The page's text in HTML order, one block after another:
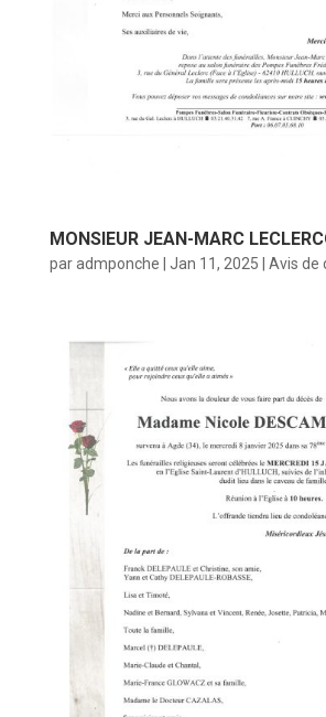
MONSIEUR JEAN-MARC
paradmponche Jan 11, 2025 Avis de